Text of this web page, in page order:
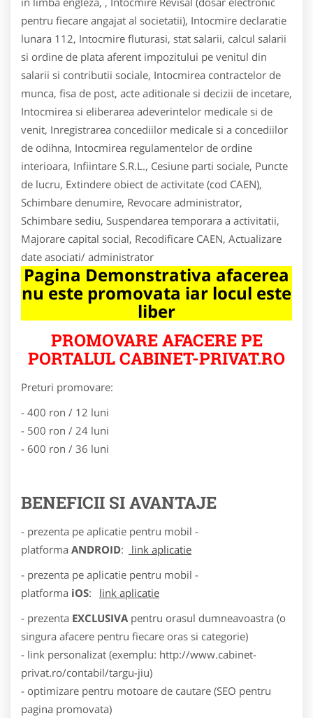
pentru fiecare angajat al societatii), Intocmire declaratie
lunara 112, Intocmire fluturasi, stat salarii, calcul salarii
si ordine de plata aferent impozitului pe venitul din
salarii si contributii sociale, Intocmirea contractelor de
munca, fisa de post, acte aditionale si decizii de incetare,
Intocmirea si eliberarea adeverintelor medicale si de
venit, Inregistrarea concediilor medicale si a concediilor
de odihna, Intocmirea regulamentelor de ordine
interioara, Infiintare S.R.L., Cesiune parti sociale, Puncte
de lucru, Extindere obiect de activitate (cod CAEN),
Schimbare denumire, Revocare administrator,
Schimbare sediu, Suspendarea temporara a activitatii,
Majorare capital social, Recodificare CAEN, Actualizare
date asociati/ administrator
Pagina Demonstrativa afacerea
nu este promovata iar locul este
liber
PROMOVARE AFACERE PE
PORTALUL CABINET-PRIVAT.RO
Preturi promovare:
- 400 ron / 12 luni
- 500 ron / 24 luni
- 600 ron / 36 luni
BENEFICII SI AVANTAJE
- prezenta pe aplicatie pentru mobil -
platforma ANDROID:
link aplicatie
- prezenta pe aplicatie pentru mobil -
platforma iOS:
link aplicatie
- prezenta EXCLUSIVA pentru orasul dumneavoastra (o
singura afacere pentru fiecare oras si categorie)
- link personalizat (exemplu: http://www.cabinet-
privat.ro/contabil/targu-jiu)
- optimizare pentru motoare de cautare (SEO pentru
pagina promovata)